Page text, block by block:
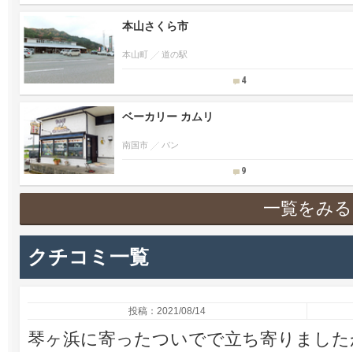
本山さくら市
本山町 道の駅
4
ベーカリー カムリ
南国市 パン
9
一覧をみる
クチコミ一覧
投稿：2021/08/14
琴ヶ浜に寄ったついでで立ち寄りまし